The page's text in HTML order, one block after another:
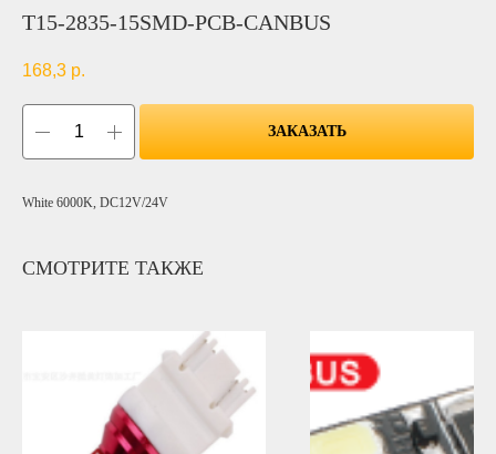
T15-2835-15SMD-PCB-CANBUS
168,3 р.
ЗАКАЗАТЬ
White 6000K, DC12V/24V
СМОТРИТЕ ТАКЖЕ